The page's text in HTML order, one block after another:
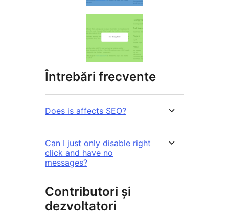
Întrebări frecvente
Does is affects SEO?
Can I just only disable right
click and have no
messages?
Contributori și
dezvoltatori